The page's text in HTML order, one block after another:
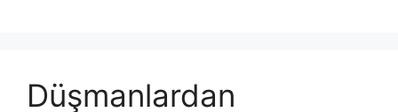
Düşmanlardan